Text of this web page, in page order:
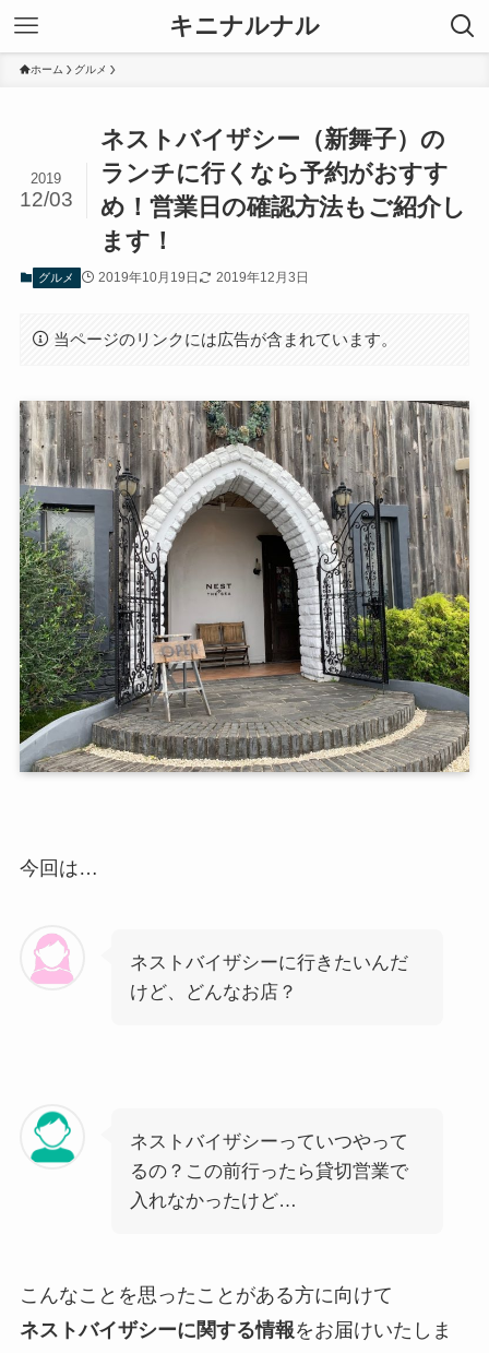
キニナルナル
ホーム グルメ
ネストバイザシー（新舞子）の
ランチに行くなら予約がおすす
め！営業日の確認方法もご紹介し
ます！
2019
12/03
グルメ 2019年10月19日 2019年12月3日
当ページのリンクには広告が含まれています。
今回は…
ネストバイザシーに行きたいんだ
けど、どんなお店？
ネストバイザシーっていつやって
るの？この前行ったら貸切営業で
入れなかったけど…
こんなことを思ったことがある方に向けて
ネストバイザシーに関する情報をお届けいたしま